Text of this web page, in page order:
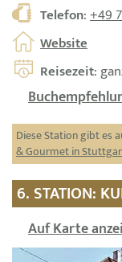
Telefon:+49
Website
Reisezeit:
Diese Station gibt es
& Gourmet in
6. STATION:
Auf Karte